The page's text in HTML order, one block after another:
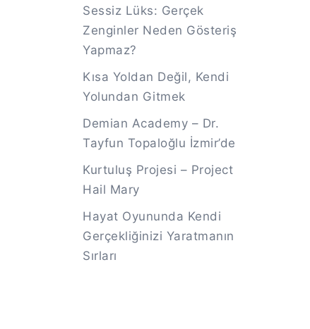
Sessiz Lüks: Gerçek
Zenginler Neden Gösteriş
Yapmaz?
Kısa Yoldan Değil, Kendi
Yolundan Gitmek
Demian Academy – Dr.
Tayfun Topaloğlu İzmir’de
Kurtuluş Projesi – Project
Hail Mary
Hayat Oyununda Kendi
Gerçekliğinizi Yaratmanın
Sırları